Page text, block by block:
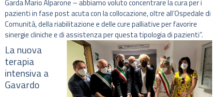
Garda Mario Alparone – abbiamo voluto concentrare la cura per i
pazienti in fase post acuta con la collocazione, oltre all’Ospedale di
Comunità, della riabilitazione e delle cure palliative per favorire
sinergie cliniche e di assistenza per questa tipologia di pazienti”.
La nuova
terapia
intensiva a
Gavardo